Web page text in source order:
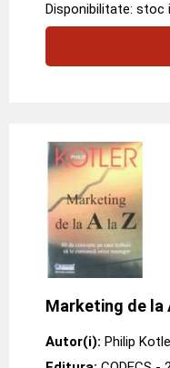
Disponibilitate: stoc
Marketing de la
Autor(i): Philip